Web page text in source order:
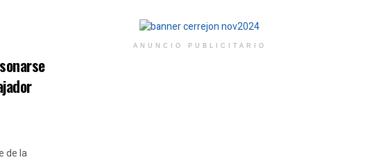
de la
ANUNCIO PUBLICITARIO